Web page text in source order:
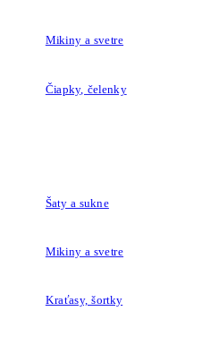
Mikiny a svetre
Čiapky, čelenky
Šaty a sukne
Mikiny a svetre
Kraťasy, šortky